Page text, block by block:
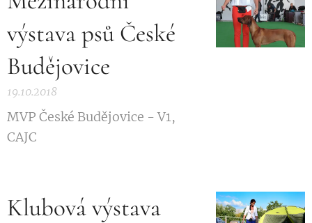
výstava psů České
Budějovice
19.10.2018
MVP České Budějovice - V1,
CAJC 🏆
Klubová výstava